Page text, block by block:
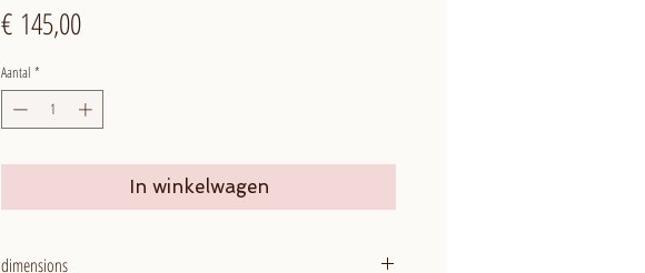
€ 145,00Prijs
Aantal *
In winkelwagen
dimensions